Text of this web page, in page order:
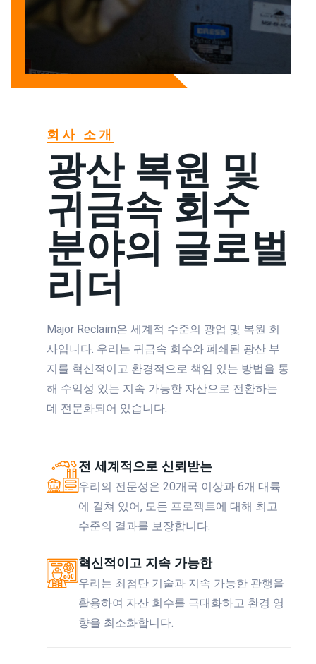
회사 소개
광산 복원 및
귀금속 회수
분야의 글로벌
리더
Major Reclaim은 세계적 수준의 광업 및 복원 회
사입니다. 우리는 귀금속 회수와 폐쇄된 광산 부
지를 혁신적이고 환경적으로 책임 있는 방법을 통
해 수익성 있는 지속 가능한 자산으로 전환하는
데 전문화되어 있습니다.
전 세계적으로 신뢰받는
우리의 전문성은 20개국 이상과 6개 대륙
에 걸쳐 있어, 모든 프로젝트에 대해 최고
수준의 결과를 보장합니다.
혁신적이고 지속 가능한
우리는 최첨단 기술과 지속 가능한 관행을
활용하여 자산 회수를 극대화하고 환경 영
향을 최소화합니다.